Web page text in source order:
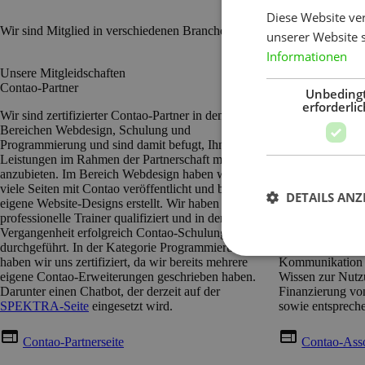
Wir sind Mitglied in verschiedenen Branchenverbänden und
Unsere Mitgleidschaften
Contao-Partner
Wir sind zertifizierter Contao-Partner in den
Bereichen Webdesign, Schulung und
Programmierung und sind damit befugt, Ihnen diese
Leistungen im Rahmen der Partnerschaft mit Contao
anzubieten. Im Bereich Webdesign haben wir schon
viele Seiten mit Contao veröffentlicht und bereits
eigene Website-Designs erstellt. Wir haben uns als
professionelle Trainer qualifiziert und in der
Vergangenheit erfolgreich Contao-Schulungen
durchgeführt. In der Kategorie Programmierung
haben wir uns zertifiziert, da wir bereits mehrere
eigene Contao-Erweiterungen geschrieben haben.
Darunter einen Chatbot, der derzeit auf der
SPEKTRA-Seite eingesetzt wird.
web Contao-Partnerseite
Contao
Seit 2019 sind
Mitglied der
Diese ist
die Förderung
Wissen zur
Finanzierung
sowie
web Contao-
Diese Website
unserer Website
Informationen
DETAILS